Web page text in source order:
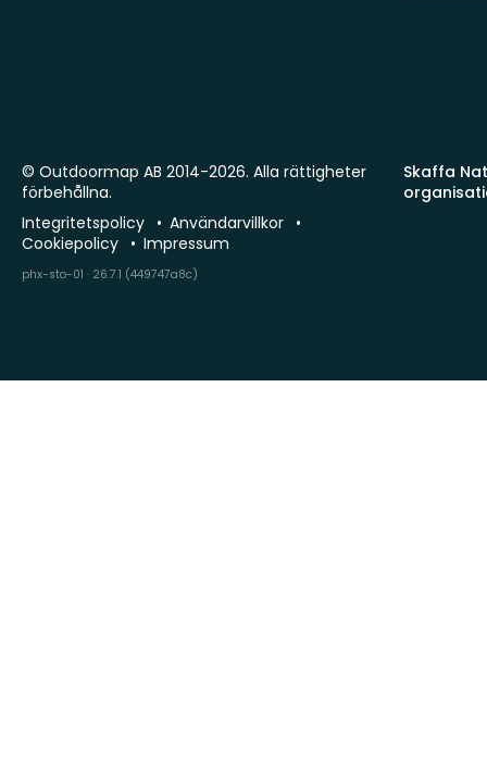
Skaffa
© Outdoormap AB 2014-2026. Alla rättigheter
förbehållna.
Integritetspolicy
Användarvillkor
Cookiepolicy
Impressum
phx-sto-01 · 26.7.1 (449747a8c)